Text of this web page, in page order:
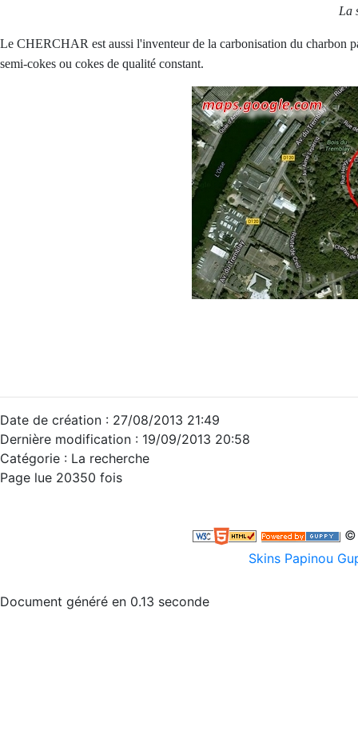
La
Le CHERCHAR est aussi l'inventeur de la carbonisation du charbon
semi-cokes ou cokes de qualité constant.
Date de création : 27/08/2013 21:49
Dernière modification : 19/09/2013 20:58
Catégorie : La recherche
Page lue 20350 fois
©
Skins Papinou
Document généré en 0.13 seconde